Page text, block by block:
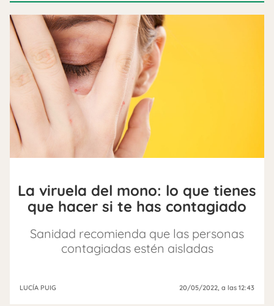
La viruela del mono: lo que tienes
que hacer si te has contagiado
Sanidad recomienda que las personas
contagiadas estén aisladas
LUCÍA PUIG 20/05/2022, a las 12:43